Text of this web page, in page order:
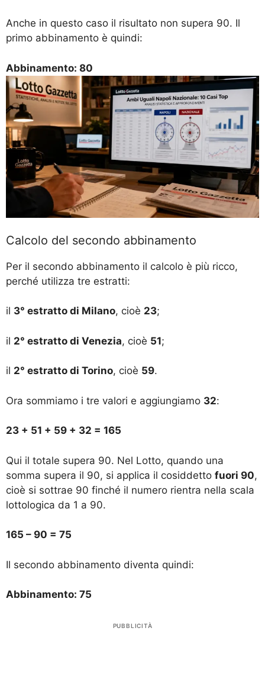
Anche in questo caso il risultato non supera 90. Il
primo abbinamento è quindi:
Abbinamento: 80
Calcolo del secondo abbinamento
Per il secondo abbinamento il calcolo è più ricco,
perché utilizza tre estratti:
il 3° estratto di Milano, cioè 23;
il 2° estratto di Venezia, cioè 51;
il 2° estratto di Torino, cioè 59.
Ora sommiamo i tre valori e aggiungiamo 32:
23 + 51 + 59 + 32 = 165
Qui il totale supera 90. Nel Lotto, quando una
somma supera il 90, si applica il cosiddetto fuori 90,
cioè si sottrae 90 finché il numero rientra nella scala
lottologica da 1 a 90.
165 – 90 = 75
Il secondo abbinamento diventa quindi:
Abbinamento: 75
PUBBLICITÀ